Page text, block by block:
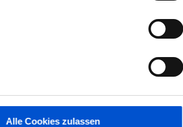
Alle Cookies zulassen